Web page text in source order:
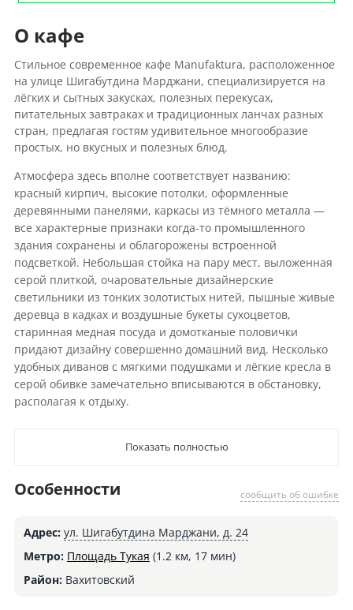
О кафе
Стильное современное кафе Manufaktura, расположенное
на улице Шигабутдина Марджани, специализируется на
лёгких и сытных закусках, полезных перекусах,
питательных завтраках и традиционных ланчах разных
стран, предлагая гостям удивительное многообразие
простых, но вкусных и полезных блюд.
Атмосфера здесь вполне соответствует названию:
красный кирпич, высокие потолки, оформленные
деревянными панелями, каркасы из тёмного металла —
все характерные признаки когда-то промышленного
здания сохранены и облагорожены встроенной
подсветкой. Небольшая стойка на пару мест, выложенная
серой плиткой, очаровательные дизайнерские
светильники из тонких золотистых нитей, пышные живые
деревца в кадках и воздушные букеты сухоцветов,
старинная медная посуда и домотканые половички
придают дизайну совершенно домашний вид. Несколько
удобных диванов с мягкими подушками и лёгкие кресла в
серой обивке замечательно вписываются в обстановку,
располагая к отдыху.
Показать полностью
сообщить об ошибке
Особенности
Адрес: ул. Шигабутдина Марджани, д. 24
Метро: Площадь Тукая (1.2 км, 17 мин)
Район:Вахитовский